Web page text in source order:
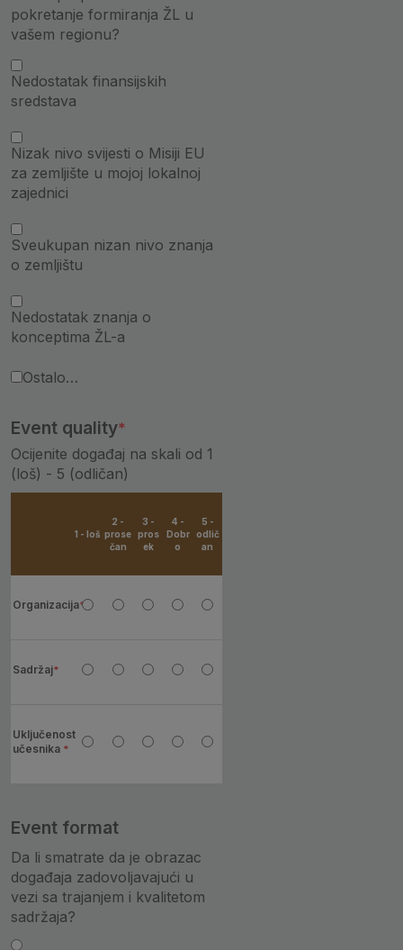
pokretanje formiranja ŽL u
vašem regionu?
Nedostatak finansijskih
sredstava
Nizak nivo svijesti o Misiji EU
za zemljište u mojoj lokalnoj
zajednici
Sveukupan nizan nivo znanja
o zemljištu
Nedostatak znanja o
konceptima ŽL-a
Ostalo…
Event quality
Ocijenite događaj na skali od 1
(loš) - 5 (odličan)
1 - loš
2 -
prose
čan
3 -
pros
ek
4 -
Dobr
o
5 -
odlič
an
Organizacija
Sadržaj
Uključenost
učesnika
Event format
Da li smatrate da je obrazac
događaja zadovoljavajući u
vezi sa trajanjem i kvalitetom
sadržaja?